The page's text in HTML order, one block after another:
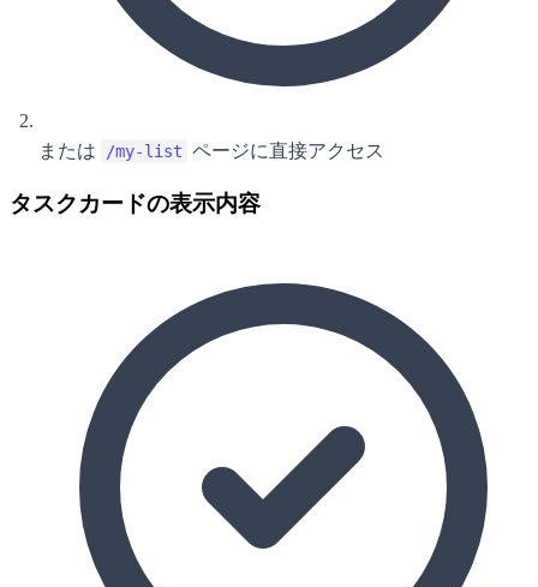
または /my-list ページに直接アクセス
タスクカードの表示内容